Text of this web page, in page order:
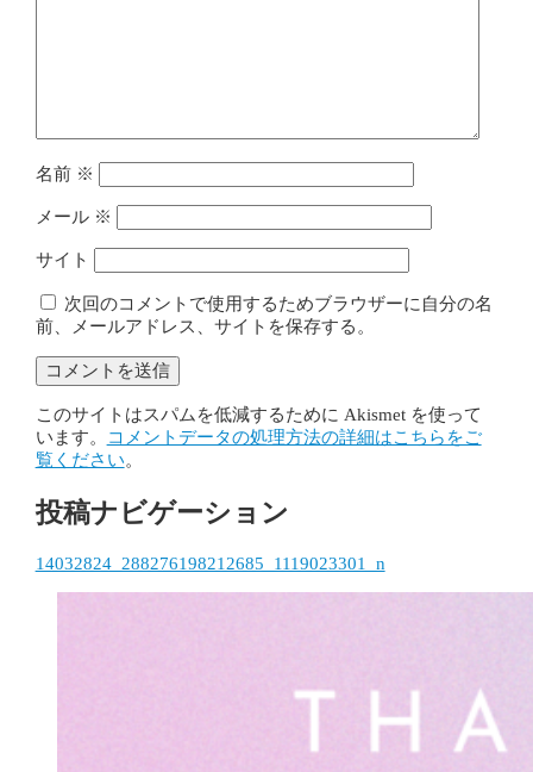
名前 ※
メール ※
サイト
次回のコメントで使用するためブラウザーに自分の名
前、メールアドレス、サイトを保存する。
このサイトはスパムを低減するために Akismet を使って
います。
コメントデータの処理方法の詳細はこちらをご
覧ください。
投稿ナビゲーション
14032824_288276198212685_1119023301_n